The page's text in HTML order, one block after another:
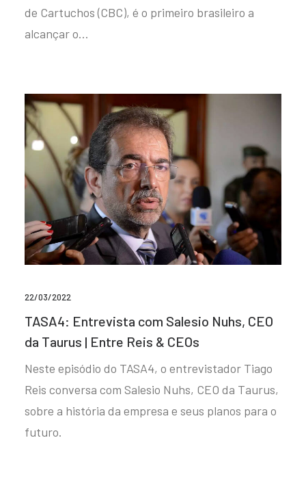
de Cartuchos (CBC), é o primeiro brasileiro a
alcançar o…
22/03/2022
TASA4: Entrevista com Salesio Nuhs, CEO
da Taurus | Entre Reis & CEOs
Neste episódio do TASA4, o entrevistador Tiago
Reis conversa com Salesio Nuhs, CEO da Taurus,
sobre a história da empresa e seus planos para o
futuro.